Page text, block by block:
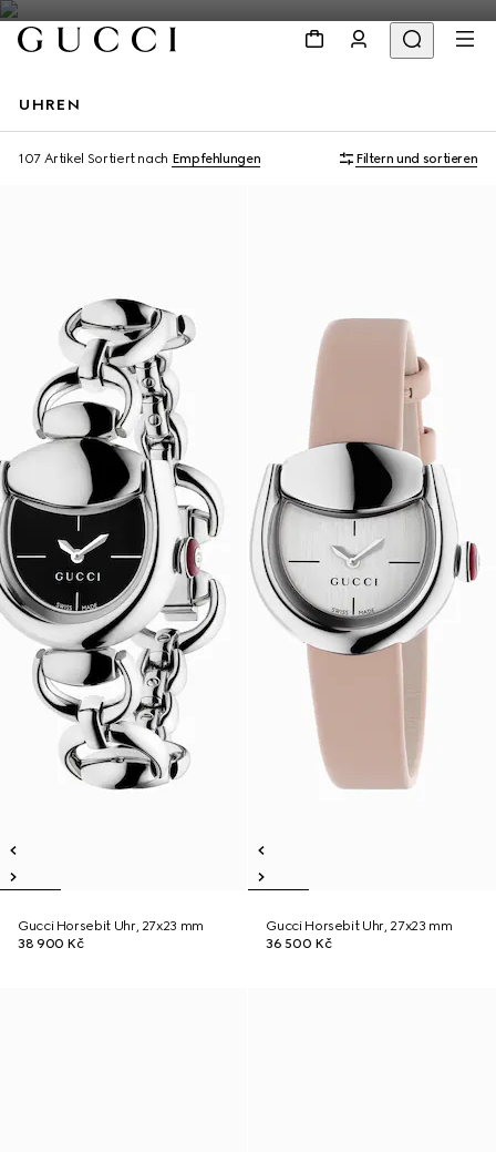
UHREN
107 Artikel Sortiert nach Empfehlungen Filtern und sortieren
Gucci Horsebit Uhr, 27x23 mm
38 900 Kč
Gucci Horsebit Uhr, 27x23 mm
36 500 Kč